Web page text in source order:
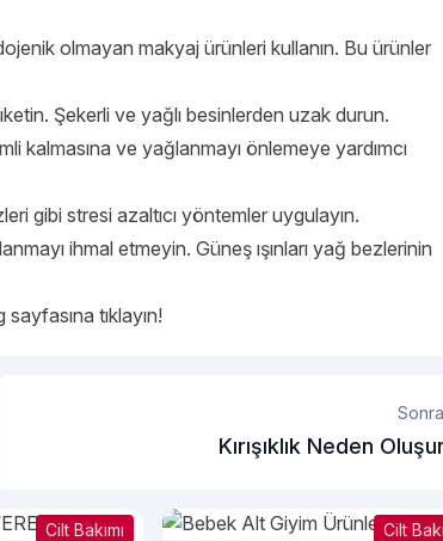
olmayan makyaj ürünleri kullanın. Bu ürünler
Şekerli ve yağlı besinlerden uzak durun.
kalmasına ve yağlanmayı önlemeye yardımcı
gibi stresi azaltıcı yöntemler uygulayın.
ihmal etmeyin. Güneş ışınları yağ bezlerinin
sayfasına tıklayın!
Kırışıklık Neden
Cilt Bakımı Cilt